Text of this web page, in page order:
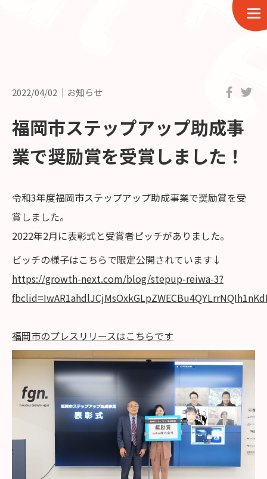
2022/04/02 お知らせ
福岡市ステップアップ助成事
業で奨励賞を受賞しました！
令和3年度福岡市ステップアップ助成事業で奨励賞を受
賞しました。
2022年2月に表彰式と受賞者ピッチがありました。
ビッチの様子はこちらで限定公開されています↓
https://growth-next.com/blog/stepup-reiwa-3?
福岡市のプレスリリースはこちらです